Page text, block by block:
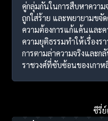
คู่กลุ่มกันในการสืบหาความ
ถูกใส่ร้าย และพยายามขจั
ความต้องการแก้แค้นและค
ความยุติธรรมทำให้เรื่อง
การตามล่าความจริงและก
ราชวงศ์ที่ซับซ้อนของเกาห
ซีรี่ย์